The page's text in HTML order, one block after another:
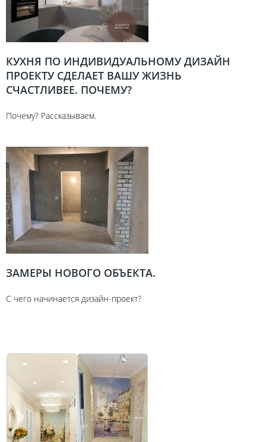
КУХНЯ ПО ИНДИВИДУАЛЬНОМУ ДИЗАЙН
ПРОЕКТУ СДЕЛАЕТ ВАШУ ЖИЗНЬ
СЧАСТЛИВЕЕ. ПОЧЕМУ?
Почему? Рассказываем.
ЗАМЕРЫ НОВОГО ОБЪЕКТА.
С чего начинается дизайн-проект?